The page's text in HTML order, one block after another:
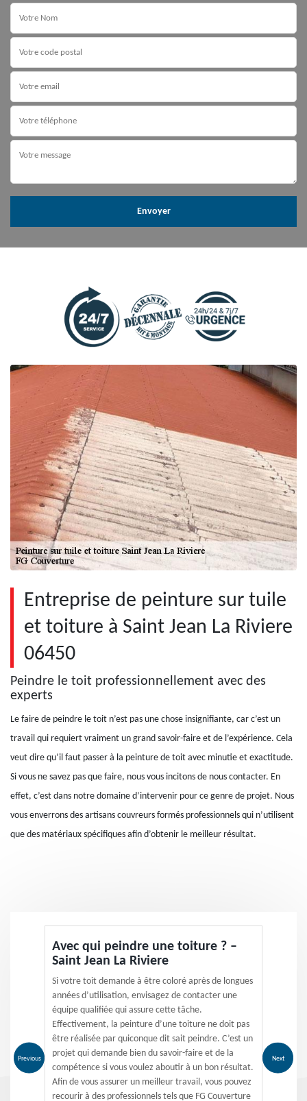
Entreprise de peinture sur tuile
et toiture à Saint Jean La Riviere
06450
Peindre le toit professionnellement avec des
experts
Le faire de peindre le toit n’est pas une chose insignifiante, car c’est un
travail qui requiert vraiment un grand savoir-faire et de l’expérience. Cela
veut dire qu’il faut passer à la peinture de toit avec minutie et exactitude.
Si vous ne savez pas que faire, nous vous incitons de nous contacter. En
effet, c’est dans notre domaine d’intervenir pour ce genre de projet. Nous
vous enverrons des artisans couvreurs formés professionnels qui n’utilisent
que des matériaux spécifiques afin d’obtenir le meilleur résultat.
Previous
Avec qui peindre une toiture ? –
Saint Jean La Riviere
Si votre toit demande à être coloré après de longues
années d’utilisation, envisagez de contacter une
équipe qualifiée qui assure cette tâche.
Effectivement, la peinture d’une toiture ne doit pas
être réalisée par quiconque dit sait peindre. C’est un
projet qui demande bien du savoir-faire et de la
compétence si vous voulez aboutir à un bon résultat.
Afin de vous assurer un meilleur travail, vous pouvez
recourir à des professionnels tels que FG Couverture
Next